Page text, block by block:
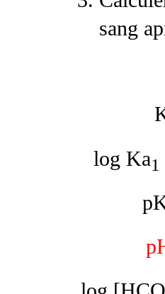
sang
log Ka1